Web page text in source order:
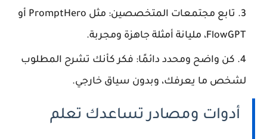
تابع مجتمعات المتخصصين: مثل PromptHero أو
FlowGPT، مليانة أمثلة جاهزة ومجربة.
كن واضح ومحدد دائمًا: فكر كأنك تشرح المطلوب
لشخص ما يعرفك، وبدون سياق خارجي.
أدوات ومصادر تساعدك تعلم